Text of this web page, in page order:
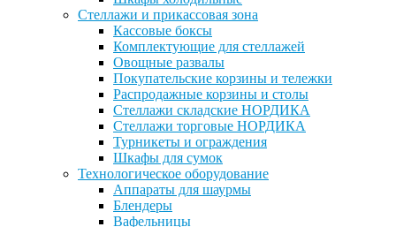
Стеллажи и прикассовая зона
Кассовые боксы
Комплектующие для стеллажей
Овощные развалы
Покупательские корзины и тележки
Распродажные корзины и столы
Стеллажи складские НОРДИКА
Стеллажи торговые НОРДИКА
Турникеты и ограждения
Шкафы для сумок
Технологическое оборудование
Аппараты для шаурмы
Блендеры
Вафельницы